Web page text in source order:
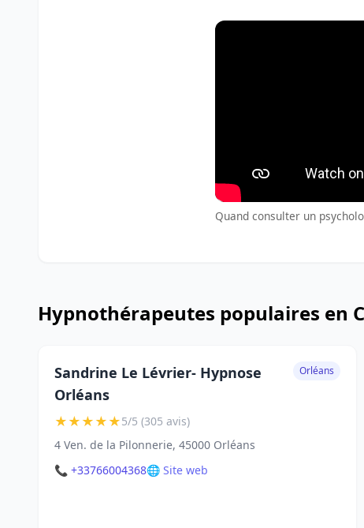
Quand consulter un
Hypnothérapeutes populaires en
Sandrine Le Lévrier- Hypnose
Orléans
Orléans
★★★★★5/5 (305 avis)
4 Ven. de la Pilonnerie, 45000 Orléans
📞 +33766004368🌐 Site web